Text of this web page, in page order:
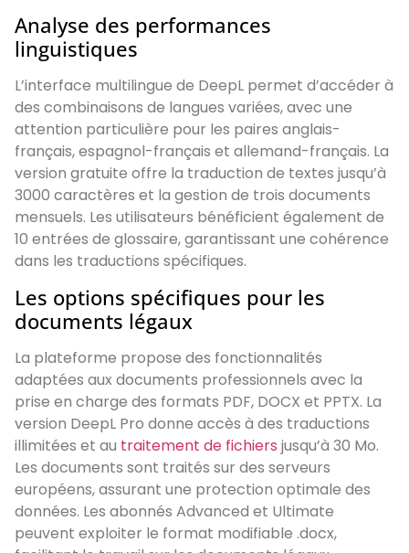
Analyse des performances
linguistiques
L’interface multilingue de DeepL permet d’accéder à
des combinaisons de langues variées, avec une
attention particulière pour les paires anglais-
français, espagnol-français et allemand-français. La
version gratuite offre la traduction de textes jusqu’à
3000 caractères et la gestion de trois documents
mensuels. Les utilisateurs bénéficient également de
10 entrées de glossaire, garantissant une cohérence
dans les traductions spécifiques.
Les options spécifiques pour les
documents légaux
La plateforme propose des fonctionnalités
adaptées aux documents professionnels avec la
prise en charge des formats PDF, DOCX et PPTX. La
version DeepL Pro donne accès à des traductions
illimitées et au traitement de fichiers jusqu’à 30 Mo.
Les documents sont traités sur des serveurs
européens, assurant une protection optimale des
données. Les abonnés Advanced et Ultimate
peuvent exploiter le format modifiable .docx,